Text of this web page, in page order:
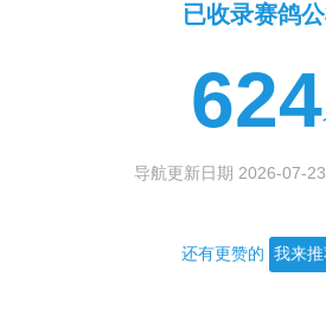
已收录赛鸽
624
导航更新日期 2026-07-
还有更赞的 我来